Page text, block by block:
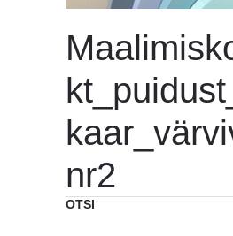
nr2
OTSI